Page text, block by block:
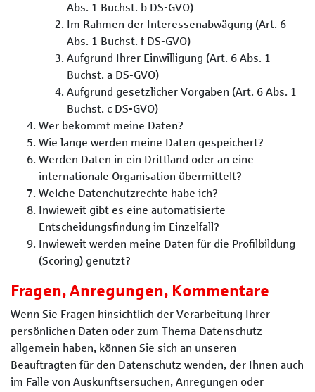
Abs. 1 Buchst. b DS-GVO)
Im Rahmen der Interessenabwägung (Art. 6
Abs. 1 Buchst. f DS-GVO)
Aufgrund Ihrer Einwilligung (Art. 6 Abs. 1
Buchst. a DS-GVO)
Aufgrund gesetzlicher Vorgaben (Art. 6 Abs. 1
Buchst. c DS-GVO)
Wer bekommt meine Daten?
Wie lange werden meine Daten gespeichert?
Werden Daten in ein Drittland oder an eine
internationale Organisation übermittelt?
Welche Datenchutzrechte habe ich?
Inwieweit gibt es eine automatisierte
Entscheidungsfindung im Einzelfall?
Inwieweit werden meine Daten für die Profilbildung
(Scoring) genutzt?
Fragen, Anregungen, Kommentare
Wenn Sie Fragen hinsichtlich der Verarbeitung Ihrer
persönlichen Daten oder zum Thema Datenschutz
allgemein haben, können Sie sich an unseren
Beauftragten für den Datenschutz wenden, der Ihnen auch
im Falle von Auskunftsersuchen, Anregungen oder